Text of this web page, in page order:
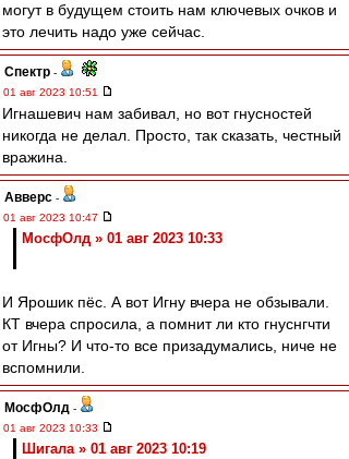
могут в будущем стоить нам ключевых очков и
это лечить надо уже сейчас.
Спектр -
01 авг 2023 10:51
Игнашевич нам забивал, но вот гнусностей
никогда не делал. Просто, так сказать, честный
вражина.
Авверс -
01 авг 2023 10:47
МосфОлд » 01 авг 2023 10:33
И Ярошик пёс. А вот Игну вчера не обзывали.
КТ вчера спросила, а помнит ли кто гнуснгчти
от Игны? И что-то все призадумались, ниче не
вспомнили.
МосфОлд -
01 авг 2023 10:33
Шигала » 01 авг 2023 10:19